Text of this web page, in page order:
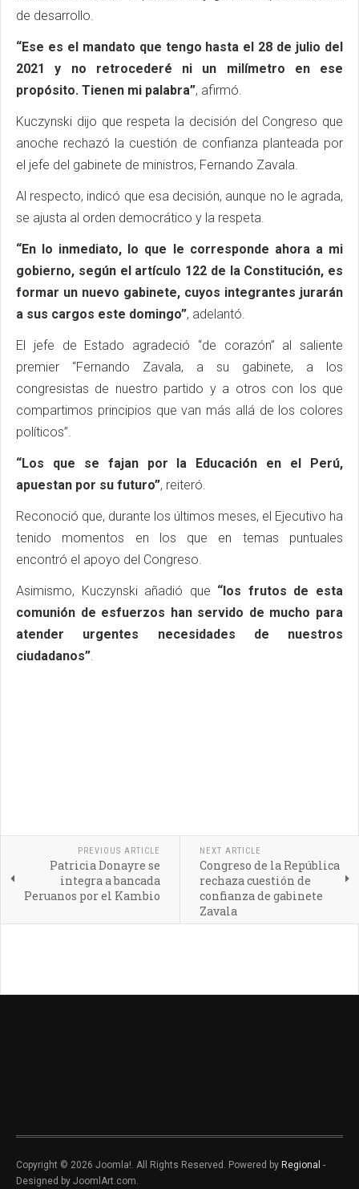
de desarrollo.
“Ese es el mandato que tengo hasta el 28 de julio del
2021 y no retrocederé ni un milímetro en ese
propósito. Tienen mi palabra”, afirmó.
Kuczynski dijo que respeta la decisión del Congreso que
anoche rechazó la cuestión de confianza planteada por
el jefe del gabinete de ministros, Fernando Zavala.
Al respecto, indicó que esa decisión, aunque no le agrada,
se ajusta al orden democrático y la respeta.
“En lo inmediato, lo que le corresponde ahora a mi
gobierno, según el artículo 122 de la Constitución, es
formar un nuevo gabinete, cuyos integrantes jurarán
a sus cargos este domingo”, adelantó.
El jefe de Estado agradeció “de corazón” al saliente
premier “Fernando Zavala, a su gabinete, a los
congresistas de nuestro partido y a otros con los que
compartimos principios que van más allá de los colores
políticos”.
“Los que se fajan por la Educación en el Perú,
apuestan por su futuro”, reiteró.
Reconoció que, durante los últimos meses, el Ejecutivo ha
tenido momentos en los que en temas puntuales
encontró el apoyo del Congreso.
Asimismo, Kuczynski añadió que “los frutos de esta
comunión de esfuerzos han servido de mucho para
atender urgentes necesidades de nuestros
ciudadanos”.
PREVIOUS ARTICLE
Patricia Donayre se
integra a bancada
Peruanos por el Kambio
NEXT ARTICLE
Congreso de la República
rechaza cuestión de
confianza de gabinete
Zavala
Copyright © 2026 Joomla!. All Rights Reserved. Powered by Regional -
Designed by JoomlArt.com.